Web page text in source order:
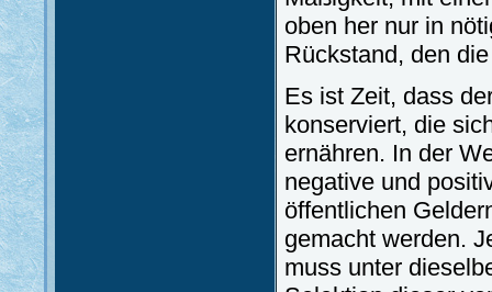
oben her nur in
Rückstand, den
Es ist Zeit, dass
konserviert, die
ernähren. In der
negative und
öffentlichen
gemacht werden.
muss unter